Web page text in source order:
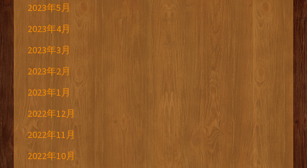
2023年5月
2023年4月
2023年3月
2023年2月
2023年1月
2022年12月
2022年11月
2022年10月